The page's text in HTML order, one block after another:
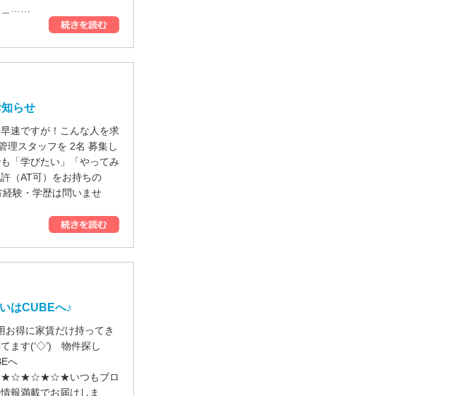
らせ
速ですが！こんな人を求
理スタッフを 2名 募集し
「学びたい」「やってみ
（AT可）をお持ちの
験・学歴は問いませ
はCUBEへ♪
得に家賃だけ持ってき
ます(‘◇’)ゞ物件探し
へ
いつもブロ
報満載でお届けしま